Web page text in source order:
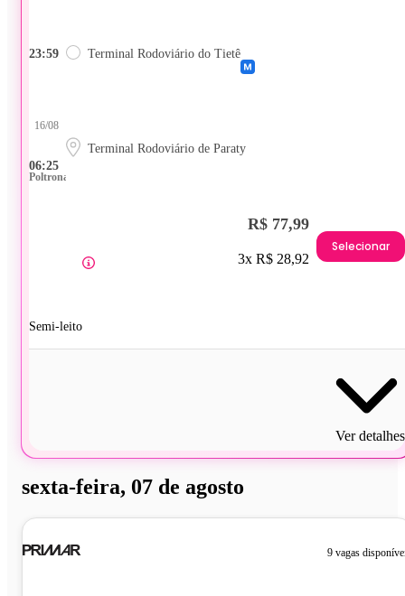
23:59 Terminal Rodoviário do Tietê
06:25
16/08
Terminal Rodoviário de Paraty
Poltrona
Semi-leito
R$ 77,99
3x R$ 28,92
Selecionar
Ver detalhes
sexta-feira, 07 de agosto
9 vagas